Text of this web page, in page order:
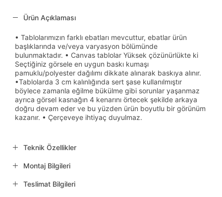
Ürün Açıklaması
• Tablolarımızın farklı ebatları mevcuttur, ebatlar ürün
başlıklarında ve/veya varyasyon bölümünde
bulunmaktadır. • Canvas tablolar Yüksek çözünürlükte ki
Seçtiğiniz görsele en uygun baskı kumaşı
pamuklu/polyester dağılımı dikkate alınarak baskıya alınır.
•Tablolarda 3 cm kalınlığında sert şase kullanılmıştır
böylece zamanla eğilme bükülme gibi sorunlar yaşanmaz
ayrıca görsel kasnağın 4 kenarını örtecek şekilde arkaya
doğru devam eder ve bu yüzden ürün boyutlu bir görünüm
kazanır. • Çerçeveye ihtiyaç duyulmaz.
Teknik Özellikler
Montaj Bilgileri
Teslimat Bilgileri